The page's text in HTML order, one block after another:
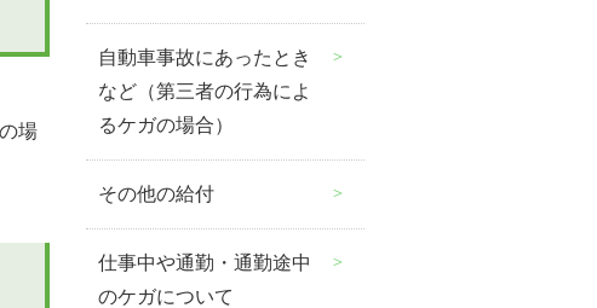
場
自動車事故にあったとき
など（第三者の行為によ
るケガの場合）
その他の給付
仕事中や通勤・通勤途中
のケガについて